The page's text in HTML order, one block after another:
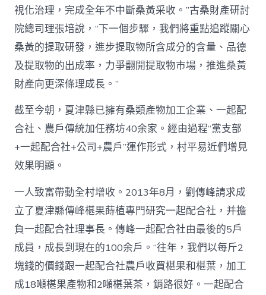
視化治理，完成全年不中斷桑黃采收。”古桑財產研討
院總司理張培說，“下一個步驟，我們將重點追蹤關心
桑黃的提取研發，進步提取物所含成分的含量、品德
及提取物的出成率，力爭翻開提取物市場，推進桑黃
財產向更深條理成長。”
截至今朝，夏津縣已擁有桑類產物加工企業、一起配
合社、農戶傳統加任務坊40余家。經由過程“黨支部
+一起配合社+公司+農戶”運作形式，村平易近們增見
效果明顯。
一人致富帶動全村增收。2013年8月，劉傳峰請求成
立了夏津縣傳峰椹果蒔植專門研究一起配合社，并擔
負一起配合社理事長。傳峰一起配合社由最後的5戶
成員，成長到現在的100余戶。“往年，我們以每斤2
塊錢的價錢跟一起配合社農戶收買椹果和椹葉，加工
成18噸椹果產物和2噸椹葉茶，銷路很好。一起配合